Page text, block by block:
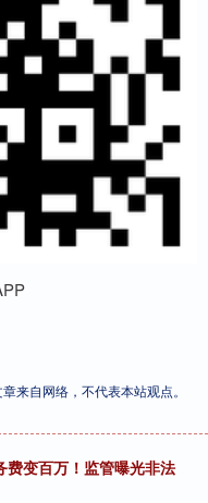
来自网络，不代表本站观点。
变百万！监管曝光非法